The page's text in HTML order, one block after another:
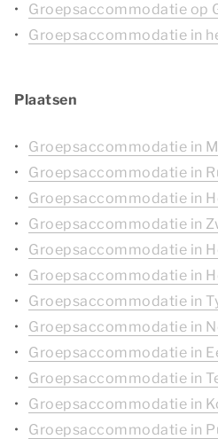
Groepsaccommodatie op
Groepsaccommodatie in
Plaatsen
Groepsaccommodatie in
Groepsaccommodatie in
Groepsaccommodatie in
Groepsaccommodatie in
Groepsaccommodatie in
Groepsaccommodatie in
Groepsaccommodatie in
Groepsaccommodatie in
Groepsaccommodatie in
Groepsaccommodatie in
Groepsaccommodatie in
Groepsaccommodatie in